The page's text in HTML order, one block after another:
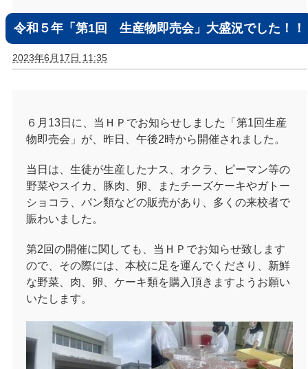
令和５年「第1回 生産物即売会」大盛況でした！！
2023年6月17日 11:35
６月13日に、当ＨＰでお知らせしました「第1回生産
物即売会」が、昨日、午後2時から開催されました。
当日は、生徒が生産したナス、オクラ、ピーマン等の
野菜やスイカ、豚肉、卵、またチーズケーキやガトー
ショコラ、パン類などの販売があり、多くの来校者で
賑わいました。
第2回の開催に関しても、当ＨＰでお知らせ致します
ので、その際には、本校に足を運んでくださり、新鮮
な野菜、肉、卵、ケーキ類を購入頂きますようお願い
いたします。